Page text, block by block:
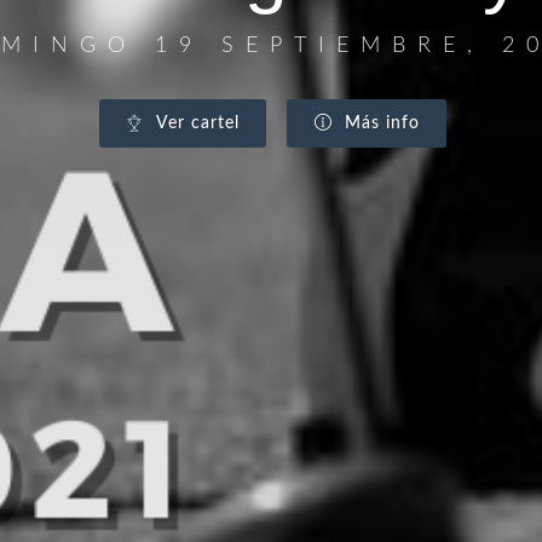
19 SEPTIEMBRE,
Ver cartel Más info